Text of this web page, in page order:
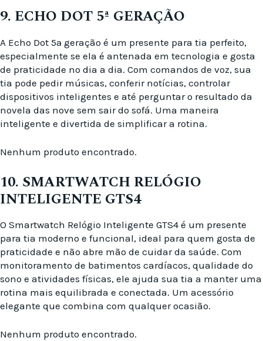
9. ECHO DOT 5ª GERAÇÃO
A Echo Dot 5ª geração é um presente para tia perfeito,
especialmente se ela é antenada em tecnologia e gosta
de praticidade no dia a dia. Com comandos de voz, sua
tia pode pedir músicas, conferir notícias, controlar
dispositivos inteligentes e até perguntar o resultado da
novela das nove sem sair do sofá. Uma maneira
inteligente e divertida de simplificar a rotina.
Nenhum produto encontrado.
10. SMARTWATCH RELÓGIO
INTELIGENTE GTS4
O Smartwatch Relógio Inteligente GTS4 é um presente
para tia moderno e funcional, ideal para quem gosta de
praticidade e não abre mão de cuidar da saúde. Com
monitoramento de batimentos cardíacos, qualidade do
sono e atividades físicas, ele ajuda sua tia a manter uma
rotina mais equilibrada e conectada. Um acessório
elegante que combina com qualquer ocasião.
Nenhum produto encontrado.